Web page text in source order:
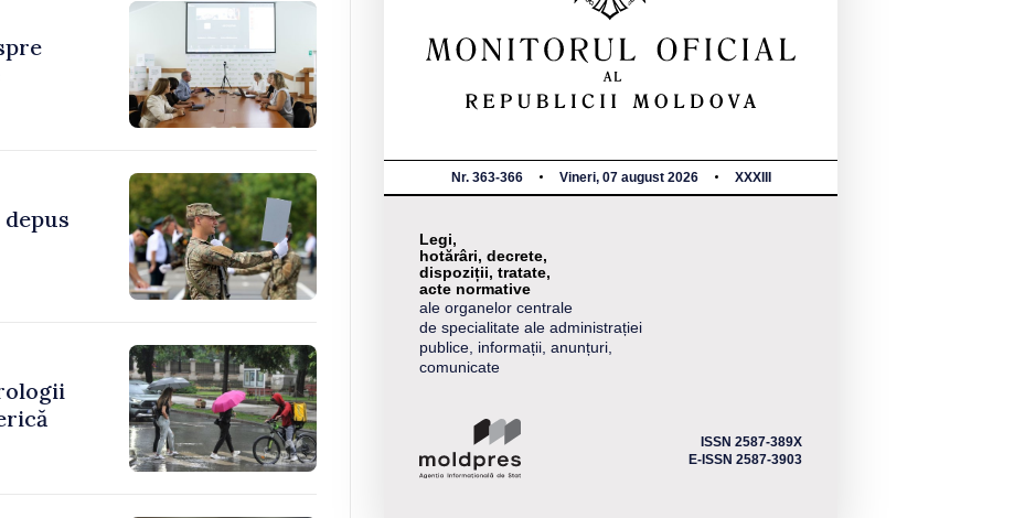
Nr. 363-366 Vineri, 07 august 2026 XXXIII
Legi,
hotărâri, decrete,
dispoziții, tratate,
acte normative
ale organelor centrale
de specialitate ale administrației
publice, informații, anunțuri,
comunicate
ISSN 2587-389X
E-ISSN 2587-3903